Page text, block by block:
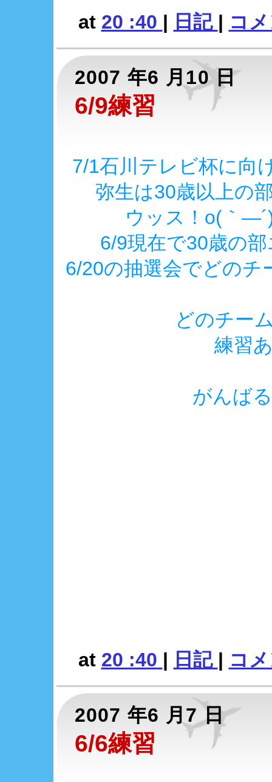
at 20 :40 | 日記 | コ
2007 年6 月10 日
6/9練習
7/1石川テレビ杯に向
弥生は30歳以上の
ウッス！o(｀
6/9現在で30歳の
6/20の抽選会でどの
どのチー
練習
がんば
at 20 :40 | 日記 | コ
2007 年6 月7 日
6/6練習